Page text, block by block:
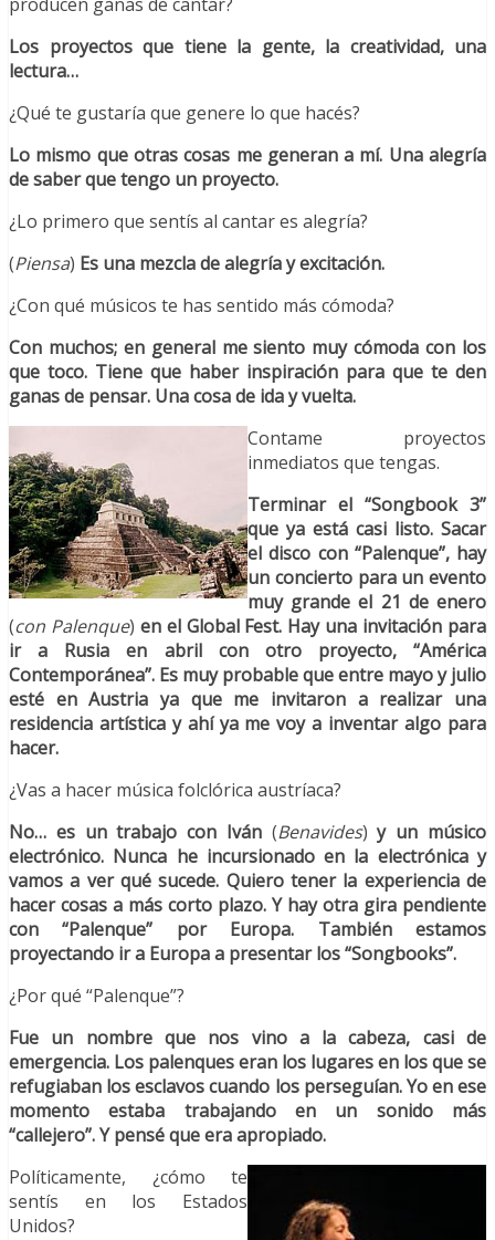
Los proyectos que tiene la gente, la creatividad, una
lectura…
¿Qué te gustaría que genere lo que hacés?
Lo mismo que otras cosas me generan a mí. Una alegría
de saber que tengo un proyecto.
¿Lo primero que sentís al cantar es alegría?
(Piensa) Es una mezcla de alegría y excitación.
¿Con qué músicos te has sentido más cómoda?
Con muchos; en general me siento muy cómoda con los
que toco. Tiene que haber inspiración para que te den
ganas de pensar. Una cosa de ida y vuelta.
Contame proyectos
inmediatos que tengas.
Terminar el “Songbook 3”
que ya está casi listo. Sacar
el disco con “Palenque”, hay
un concierto para un evento
muy grande el 21 de enero
(con Palenque) en el Global Fest. Hay una invitación para
ir a Rusia en abril con otro proyecto, “América
Contemporánea”. Es muy probable que entre mayo y julio
esté en Austria ya que me invitaron a realizar una
residencia artística y ahí ya me voy a inventar algo para
hacer.
¿Vas a hacer música folclórica austríaca?
No… es un trabajo con Iván(Benavides)y un músico
electrónico. Nunca he incursionado en la electrónica y
vamos a ver qué sucede. Quiero tener la experiencia de
hacer cosas a más corto plazo. Y hay otra gira pendiente
con “Palenque” por Europa. También estamos
proyectando ir a Europa a presentar los “Songbooks”.
¿Por qué “Palenque”?
Fue un nombre que nos vino a la cabeza, casi de
emergencia. Los palenques eran los lugares en los que se
refugiaban los esclavos cuando los perseguían. Yo en ese
momento estaba trabajando en un sonido más
“callejero”. Y pensé que era apropiado.
Políticamente, ¿cómo te
sentís en los Estados
Unidos?